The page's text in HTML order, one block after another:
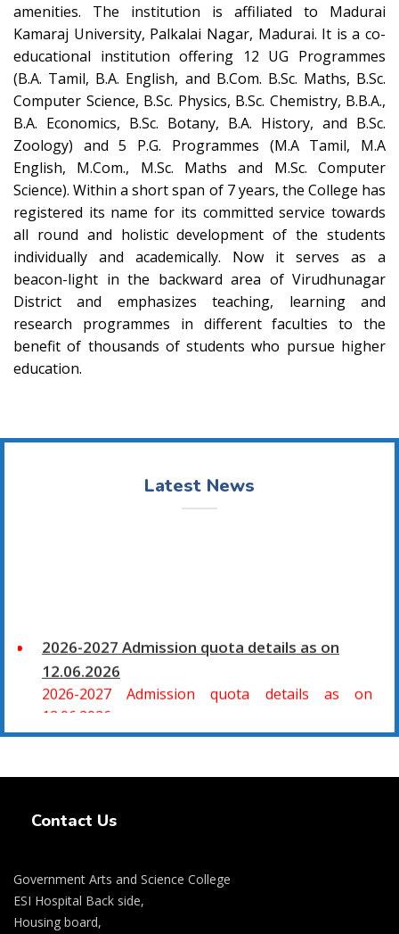
amenities. The institution is affiliated to Madurai
Kamaraj University, Palkalai Nagar, Madurai. It is a co-
educational institution offering 12 UG Programmes
(B.A. Tamil, B.A. English, and B.Com. B.Sc. Maths, B.Sc.
Computer Science, B.Sc. Physics, B.Sc. Chemistry, B.B.A.,
B.A. Economics, B.Sc. Botany, B.A. History, and B.Sc.
Zoology) and 5 P.G. Programmes (M.A Tamil, M.A
English, M.Com., M.Sc. Maths and M.Sc. Computer
Science). Within a short span of 7 years, the College has
registered its name for its committed service towards
all round and holistic development of the students
individually and academically. Now it serves as a
beacon-light in the backward area of Virudhunagar
District and emphasizes teaching, learning and
research programmes in different faculties to the
benefit of thousands of students who pursue higher
education.
Latest News
2026-2027 Admission quota details as on
12.06.2026
2026-2027 Admission quota details as on
12.06.2026
சிவகாசி, அரசு கலை மற்றும் அறிவியல் கல்லூரியில்
08.06.2026 அன்று B.Sc., கணிதம், B.Sc., கணினி
விலங்கியல் ஆகிய அறிவியல் பாடப்பிரிவுகளுக்கும்,
09.06.2026 அன்று B.Com., வணிகவியல், B.B.A.,
வணிக நிர்வாகவியல், B.A., பொருளியல், B.A., வரலாறு
Contact Us
Government Arts and Science College
ESI Hospital Back side,
Housing board,